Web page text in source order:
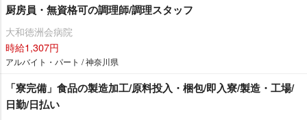
厨房員・無資格可の調理師/調理スタッフ
大和徳洲会病院
時給1,307円
アルバイト・パート / 神奈川県
「寮完備」食品の製造加工/原料投入・梱包/即入寮/製造・工場/
日勤/日払い